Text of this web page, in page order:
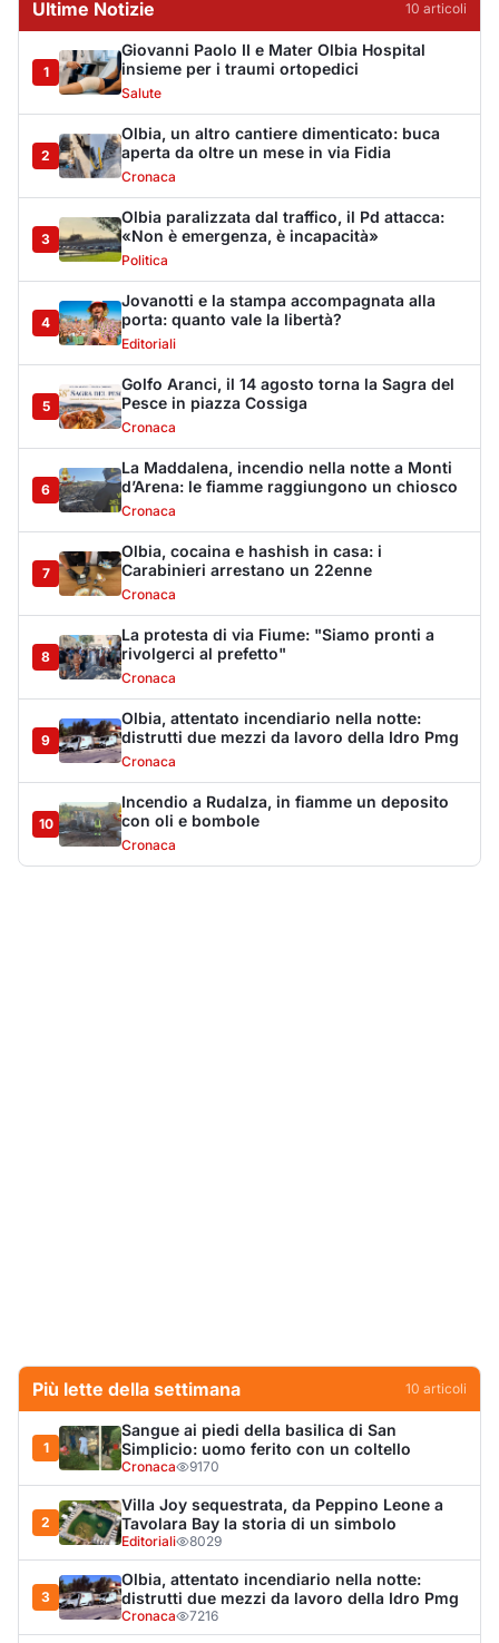
Ultime Notizie 10 articoli
1
Giovanni Paolo II e Mater Olbia Hospital
insieme per i traumi ortopedici
Salute
2
Olbia, un altro cantiere dimenticato: buca
aperta da oltre un mese in via Fidia
Cronaca
3
Olbia paralizzata dal traffico, il Pd attacca:
«Non è emergenza, è incapacità»
Politica
4
Jovanotti e la stampa accompagnata alla
porta: quanto vale la libertà?
Editoriali
5
Golfo Aranci, il 14 agosto torna la Sagra del
Pesce in piazza Cossiga
Cronaca
6
La Maddalena, incendio nella notte a Monti
d’Arena: le fiamme raggiungono un chiosco
Cronaca
7
Olbia, cocaina e hashish in casa: i
Carabinieri arrestano un 22enne
Cronaca
8
La protesta di via Fiume: "Siamo pronti a
rivolgerci al prefetto"
Cronaca
9
Olbia, attentato incendiario nella notte:
distrutti due mezzi da lavoro della Idro Pmg
Cronaca
10
Incendio a Rudalza, in fiamme un deposito
con oli e bombole
Cronaca
Più lette della settimana 10 articoli
1
Sangue ai piedi della basilica di San
Simplicio: uomo ferito con un coltello
Cronaca 9170
2
Villa Joy sequestrata, da Peppino Leone a
Tavolara Bay la storia di un simbolo
Editoriali 8029
3
Olbia, attentato incendiario nella notte:
distrutti due mezzi da lavoro della Idro Pmg
Cronaca 7216